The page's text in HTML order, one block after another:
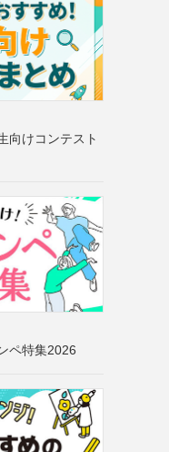
向けコンテスト
ペ特集2026